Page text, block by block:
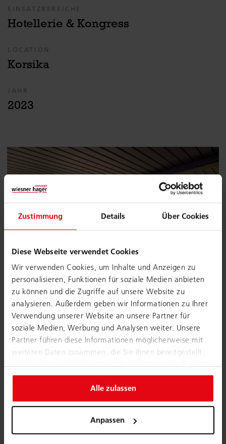
Zustimmung Details Über Cookies
Diese Webseite verwendet Cookies
Wir verwenden Cookies, um Inhalte und Anzeigen zu
personalisieren, Funktionen für soziale Medien anbieten
zu können und die Zugriffe auf unsere Website zu
analysieren. Außerdem geben wir Informationen zu Ihrer
Verwendung unserer Website an unsere Partner für
soziale Medien, Werbung und Analysen weiter. Unsere
Partner führen diese Informationen möglicherweise mit
weiteren Daten zusammen, die Sie ihnen bereitgestellt
gesammelt haben.
Alle zulassen
Anpassen
EINSATZBEREICHE
Hotellerie & Kongress
LOCATION
Korsika
JAHR
2023
Flexibler Meetingraum mit
Meerblick.
Das Hotel Marinca auf Korsika entschied sich für einen
Meetingraum mit besonders flexibler Möblierung. Der
Stapelstuhlnooiist der perfekte Partner für schnell
wechselnde Situationen. Eines ist auf jeden Fall sicher: Wir
sind ziemlich neidisch auf den traumhaften Meerblick, den
unsere Produkte vom Meetingraum aus genießen dürfen!